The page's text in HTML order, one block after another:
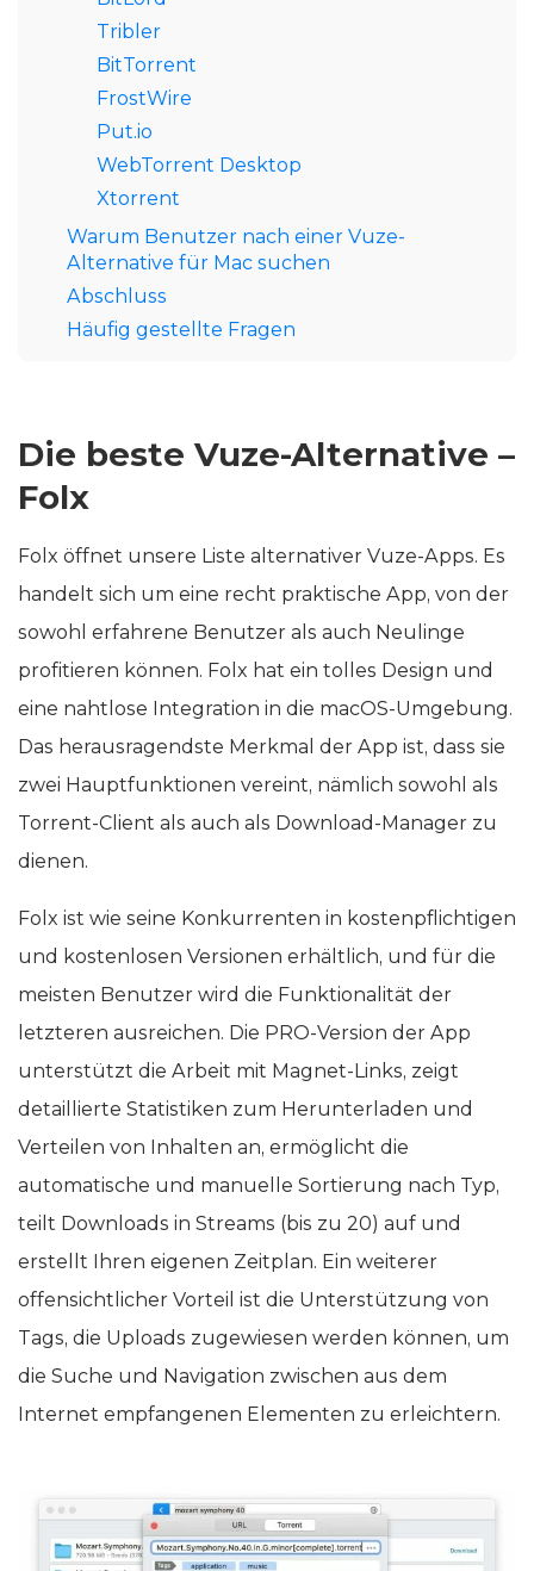
Tribler
BitTorrent
FrostWire
Put.io
WebTorrent Desktop
Xtorrent
Warum Benutzer nach einer Vuze-
Alternative für Mac suchen
Abschluss
Häufig gestellte Fragen
Die beste Vuze-Alternative –
Folx
Folx öffnet unsere Liste alternativer Vuze-Apps. Es
handelt sich um eine recht praktische App, von der
sowohl erfahrene Benutzer als auch Neulinge
profitieren können. Folx hat ein tolles Design und
eine nahtlose Integration in die macOS-Umgebung.
Das herausragendste Merkmal der App ist, dass sie
zwei Hauptfunktionen vereint, nämlich sowohl als
Torrent-Client als auch als Download-Manager zu
dienen.
Folx ist wie seine Konkurrenten in kostenpflichtigen
und kostenlosen Versionen erhältlich, und für die
meisten Benutzer wird die Funktionalität der
letzteren ausreichen. Die PRO-Version der App
unterstützt die Arbeit mit Magnet-Links, zeigt
detaillierte Statistiken zum Herunterladen und
Verteilen von Inhalten an, ermöglicht die
automatische und manuelle Sortierung nach Typ,
teilt Downloads in Streams (bis zu 20) auf und
erstellt Ihren eigenen Zeitplan. Ein weiterer
offensichtlicher Vorteil ist die Unterstützung von
Tags, die Uploads zugewiesen werden können, um
die Suche und Navigation zwischen aus dem
Internet empfangenen Elementen zu erleichtern.